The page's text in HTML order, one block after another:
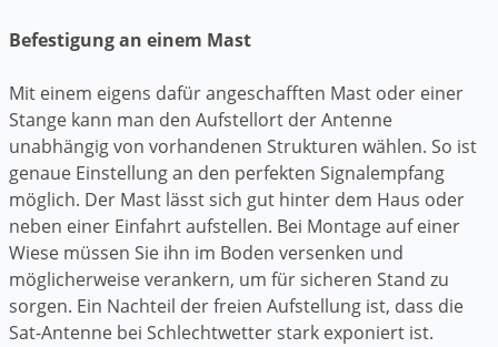
Befestigung an einem Mast
Mit einem eigens dafür angeschafften Mast oder einer
Stange kann man den Aufstellort der Antenne
unabhängig von vorhandenen Strukturen wählen. So ist
genaue Einstellung an den perfekten Signalempfang
möglich. Der Mast lässt sich gut hinter dem Haus oder
neben einer Einfahrt aufstellen. Bei Montage auf einer
Wiese müssen Sie ihn im Boden versenken und
möglicherweise verankern, um für sicheren Stand zu
sorgen. Ein Nachteil der freien Aufstellung ist, dass die
Sat-Antenne bei Schlechtwetter stark exponiert ist.